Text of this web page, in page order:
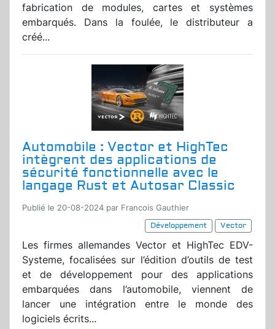
fabrication de modules, cartes et systèmes
embarqués. Dans la foulée, le distributeur a
créé...
Automobile : Vector et HighTec
intègrent des applications de
sécurité fonctionnelle avec le
langage Rust et Autosar Classic
Publié le 20-08-2024 par Francois Gauthier
Développement
Vector
Les firmes allemandes Vector et HighTec EDV-
Systeme, focalisées sur l’édition d’outils de test
et de développement pour des applications
embarquées dans l’automobile, viennent de
lancer une intégration entre le monde des
logiciels écrits...